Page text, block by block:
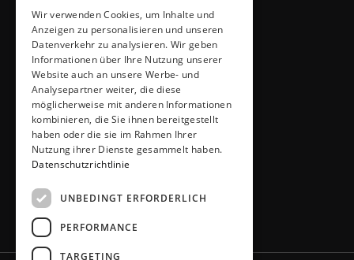
ADRESSE & KONTAKT
Küchen Thiemann
Thiemann GmbH
Krombacher Straße 4
51491 Overath
02206 / 6461
info@kuechen-thiemann.de
ÖFFNUNGSZEITEN
Mo – Fr
9 – 18 Uhr
Sa
9 – 13 Uhr
oder gerne nach Absprache
Wir verwenden Cookies, um Inhalte und
Anzeigen zu personalisieren und unseren
Datenverkehr zu analysieren. Wir geben
Informationen über Ihre Nutzung unserer
Website auch an unsere Werbe- und
Analysepartner weiter, die diese
möglicherweise mit anderen Informationen
kombinieren, die Sie ihnen bereitgestellt
haben oder die sie im Rahmen Ihrer
Nutzung ihrer Dienste gesammelt haben.
Datenschutzrichtlinie
UNBEDINGT ERFORDERLICH
PERFORMANCE
TARGETING